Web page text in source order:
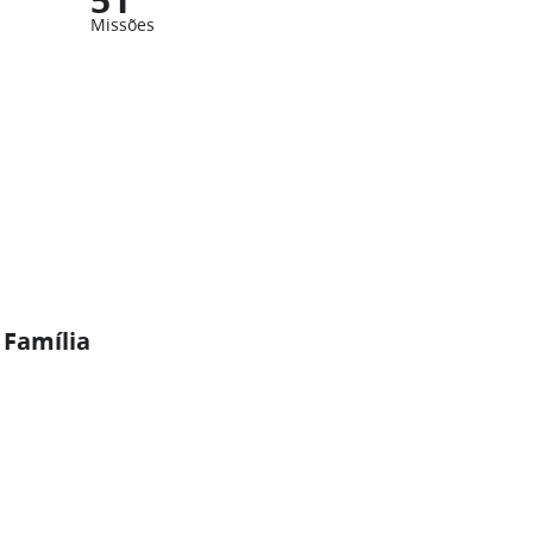
Missões